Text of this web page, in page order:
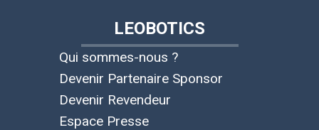
LEOBOTICS
Qui sommes-nous ?
Devenir Partenaire Sponsor
Devenir Revendeur
Espace Presse